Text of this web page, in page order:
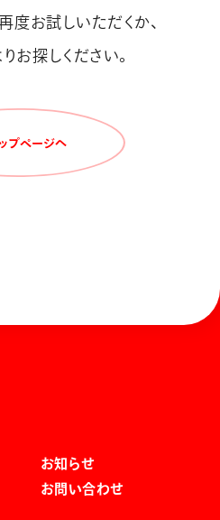
度お試しいただくか、
お探しください。
ップページへ
お知らせ
お問い合わせ